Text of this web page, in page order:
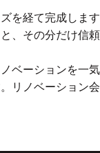
を経て完成しま
その分だけ信
ベーションを一
リノベーション